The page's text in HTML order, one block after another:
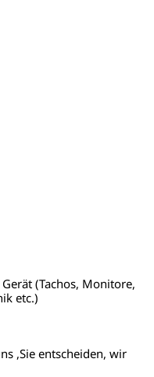
(Tachos, Monitore,
etc.)
,Sie entscheiden, wir